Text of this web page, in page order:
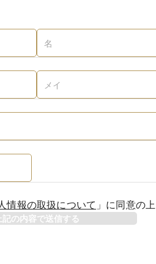
情報の取扱について 」 に同意の上
記の内容で送信する